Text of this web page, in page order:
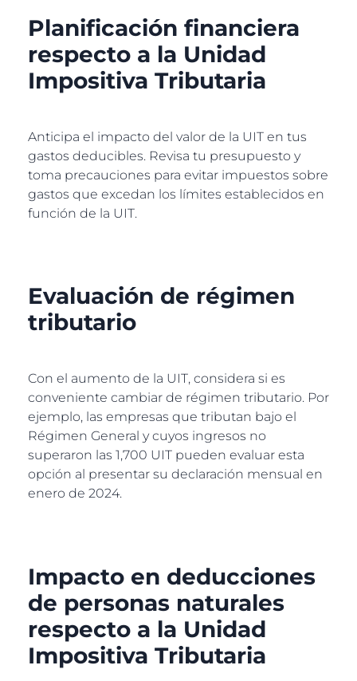
Planificación financiera
respecto a la Unidad
Impositiva Tributaria
Anticipa el impacto del valor de la UIT en tus
gastos deducibles. Revisa tu presupuesto y
toma precauciones para evitar impuestos sobre
gastos que excedan los límites establecidos en
función de la UIT.
Evaluación de régimen
tributario
Con el aumento de la UIT, considera si es
conveniente cambiar de régimen tributario. Por
ejemplo, las empresas que tributan bajo el
Régimen General y cuyos ingresos no
superaron las 1,700 UIT pueden evaluar esta
opción al presentar su declaración mensual en
enero de 2024.
Impacto en deducciones
de personas naturales
respecto a la Unidad
Impositiva Tributaria